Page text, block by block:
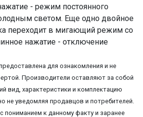
- режим постоянного
светом. Еще одно двойное
переходит в мигающий режим со
нажатие - отключение
для ознакомления и не
Производители оставляют за собой
вид, характеристики и комплектацию
не уведомляя продавцов и потребителей.
пониманием к данному факту и заранее